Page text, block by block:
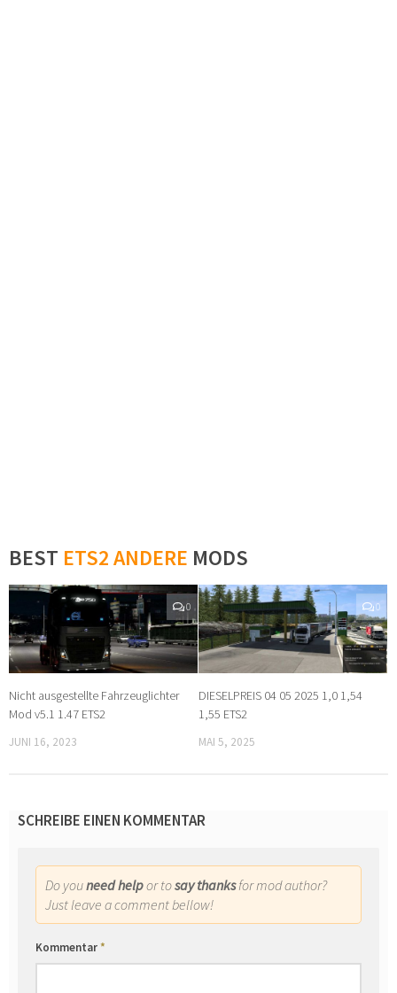
BEST ETS2 ANDERE MODS
0
Nicht ausgestellte Fahrzeuglichter
Mod v5.1 1.47 ETS2
JUNI 16, 2023
0
DIESELPREIS 04 05 2025 1,0 1,54
1,55 ETS2
MAI 5, 2025
SCHREIBE EINEN KOMMENTAR
Do youneed helpor tosay thanksfor mod author?
Just leave a comment bellow!
Kommentar*